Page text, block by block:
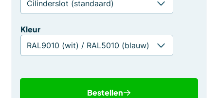
Kleur
Bestellen